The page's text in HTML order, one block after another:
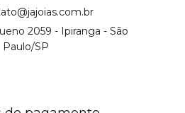
2059 - Ipiranga - São
Paulo/SP